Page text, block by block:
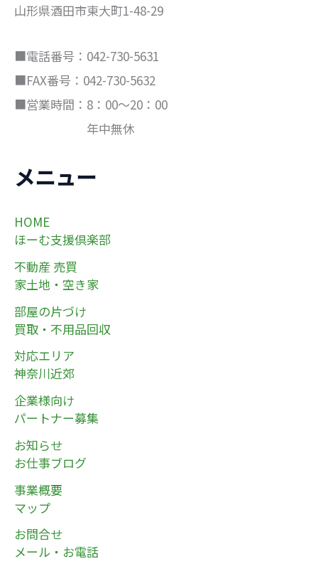
山形県酒田市東大町1-48-29
■電話番号：042-730-5631
■FAX番号：042-730-5632
■営業時間：8：00～20：00
年中無休
メニュー
HOME
ほーむ支援倶楽部
不動産 売買
家土地・空き家
部屋の片づけ
買取・不用品回収
対応エリア
神奈川近郊
企業様向け
パートナー募集
お知らせ
お仕事ブログ
事業概要
マップ
お問合せ
メール・お電話